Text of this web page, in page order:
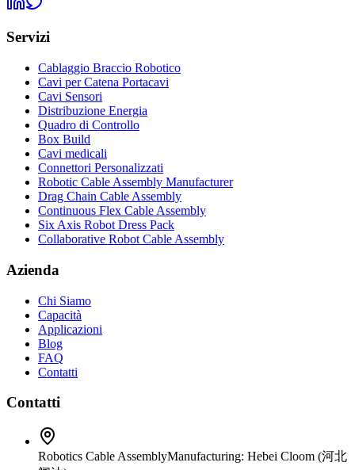
Servizi
Cablaggio Braccio Robotico
Cavi per Catena Portacavi
Cavi Sensori
Distribuzione Energia
Quadro di Controllo
Box Build
Cavi medicali
Connettori Personalizzati
Robotic Cable Assembly Manufacturer
Drag Chain Cable Assembly
Continuous Flex Cable Assembly
Six Axis Robot Dress Pack
Collaborative Robot Cable Assembly
Azienda
Chi Siamo
Capacità
Applicazioni
Blog
FAQ
Contatti
Contatti
Robotics Cable AssemblyManufacturing: Hebei Cloom (河北